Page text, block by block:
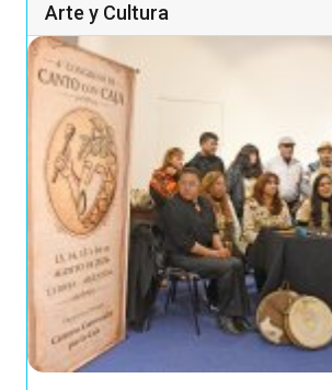
Arte y Cultura